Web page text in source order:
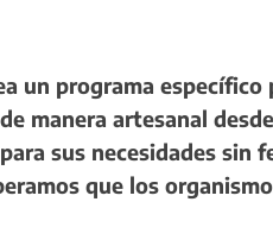
un programa
manera artesanal
sus necesidades sin
que los